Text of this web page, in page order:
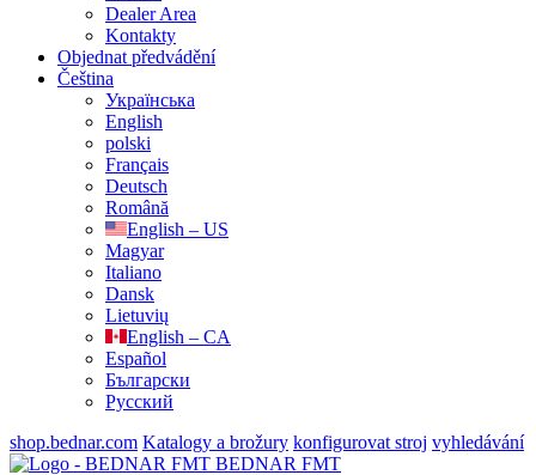
Dealer Area
Kontakty
Objednat předvádění
Čeština
Українська
English
polski
Français
Deutsch
Română
English – US
Magyar
Italiano
Dansk
Lietuvių
English – CA
Español
Български
Русский
shop.bednar.com Katalogy a brožury konfigurovat stroj vyhledávání
BEDNAR FMT